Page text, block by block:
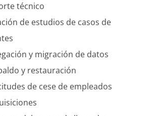
técnico
de estudios de casos de
y migración de datos
y restauración
de cese de empleados